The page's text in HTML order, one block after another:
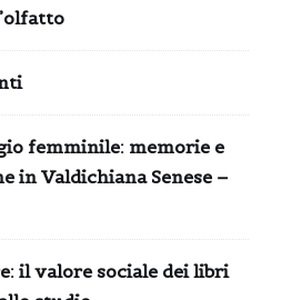
femminile: memorie e
in Valdichiana Senese –
il valore sociale dei libri